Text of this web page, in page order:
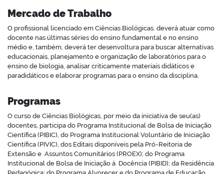
Mercado de Trabalho
O profissional licenciado em Ciências Biológicas. deverá atuar como
docente nas últimas séries do ensino fundamental e no ensino
médio e, também, deverá ter desenvoltura para buscar alternativas
educacionais, planejamento e organização de laboratórios para o
ensino de biologia, analisar criticamente materiais didáticos e
paradidáticos e elaborar programas para o ensino da disciplina.
Programas
O curso de Ciências Biológicas, por meio da iniciativa de seu(as)
docentes, participa do Programa Institucional de Bolsa de Iniciação
Científica (PIBIC), do Programa Institucional Voluntário de Iniciação
Científica (PIVIC), dos Editais disponíveis pela Pró-Reitoria de
Extensão e Assuntos Comunitários (PROEX); do Programa
Institucional de Bolsa de Iniciação à Docência (PIBID); da Residência